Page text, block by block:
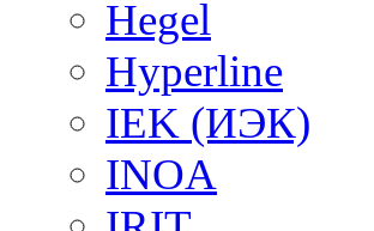
Hegel
Hyperline
IEK (ИЭК)
INOA